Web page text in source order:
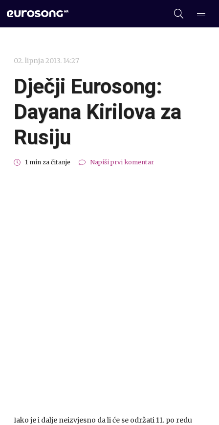
02. lipnja 2013. 14:27
Dječji Eurosong:
Dayana Kirilova za
Rusiju
1 min za čitanje Napiši prvi komentar
Iako je i dalje neizvjesno da li će se održati 11. po redu